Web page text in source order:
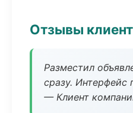
Отзывы
Разместил
сразу. Интерфейс
— Клиент